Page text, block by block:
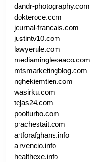
dandr-photography.com
dokteroce.com
journal-francais.com
justintv10.com
lawyerule.com
mediamingleseaco.com
mtsmarketingblog.com
nghekiemtien.com
wasirku.com
tejas24.com
poolturbo.com
prachestait.com
artforafghans.info
airvendio.info
healthexe.info